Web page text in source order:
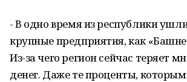
- В одно время из республики
крупные предприятия, как
Из-за чего регион сейчас теряет
денег. Даже те проценты,